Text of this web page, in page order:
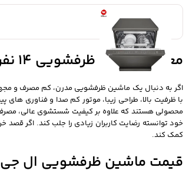
معرفی ماشین ظرفشویی 14 نفره ال جی مدل DFC335
کمک کند.
قیمت ماشین ظرفشویی ال جی 335